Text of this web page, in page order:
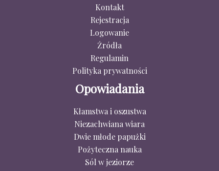
Kontakt
Rejestracja
Logowanie
Źródła
Regulamin
Polityka prywatności
Opowiadania
Kłamstwa i oszustwa
Niezachwiana wiara
Dwie młode papużki
Pożyteczna nauka
Sól w jeziorze